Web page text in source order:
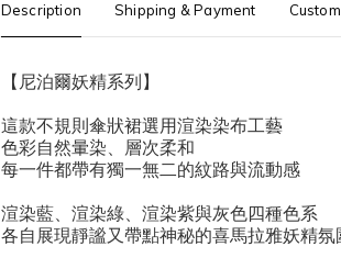
Description Shipping & Payment
【尼泊爾妖精系列】
這款不規則傘狀裙選用渲染染布工藝
色彩自然暈染、層次柔和
每一件都帶有獨一無二的紋路與流動感
渲染藍、渲染綠、渲染紫與灰色四種色系
各自展現靜謐又帶點神秘的喜馬拉雅妖精氛